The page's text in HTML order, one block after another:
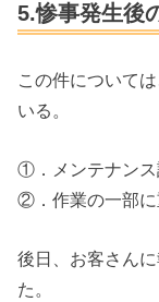
5.惨事発生後
この件について
いる。
①．メンテナンス
②．作業の一部に
後日、お客さん
た。